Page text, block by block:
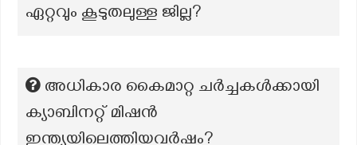
ഏറ്റവും കൂടുതലുള്ള ജില്ല?
അധികാര കൈമാറ്റ ചർച്ചകൾക്കായി
ക്യാബിനറ്റ് മിഷൻ